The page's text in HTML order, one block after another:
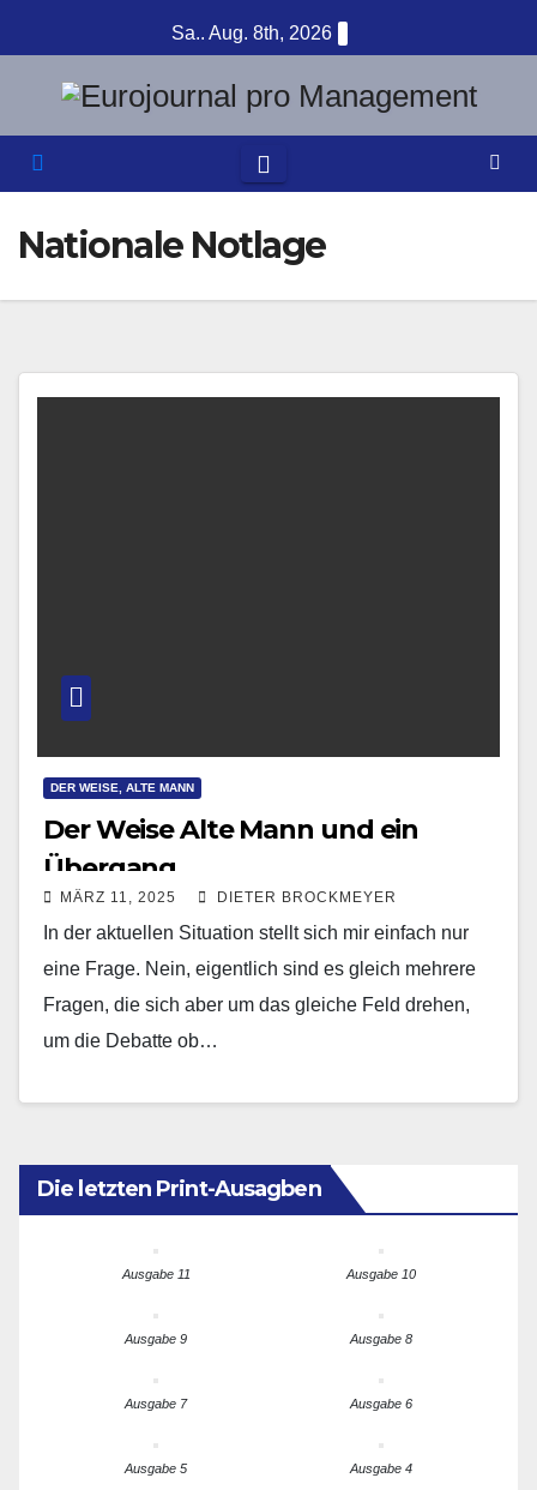
Inhalt
springen
Sa.. Aug. 8th, 2026
Nationale Notlage
DER WEISE, ALTE MANN
Der Weise Alte Mann und ein
Übergang
MÄRZ 11, 2025 DIETER BROCKMEYER
In der aktuellen Situation stellt sich mir einfach nur
eine Frage. Nein, eigentlich sind es gleich mehrere
Fragen, die sich aber um das gleiche Feld drehen,
um die Debatte ob…
Die letzten Print-Ausagben
Ausgabe 11 Ausgabe 10
Ausgabe 9 Ausgabe 8
Ausgabe 7 Ausgabe 6
Ausgabe 5 Ausgabe 4